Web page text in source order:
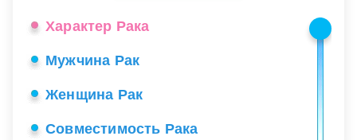
Характер Рака
Мужчина Рак
Женщина Рак
Совместимость Рака